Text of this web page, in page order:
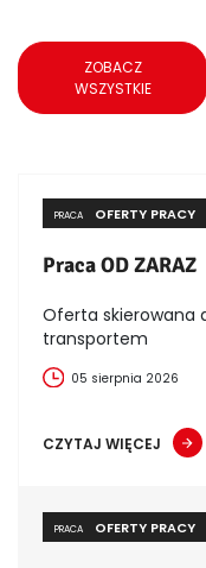
ZOBACZ
WSZYSTKIE
PRACA OFERTY PRACY
Praca OD ZARAZ
Oferta skierowana
transportem
05 sierpnia 2026
CZYTAJ WIĘCEJ
PRACA OFERTY PRACY